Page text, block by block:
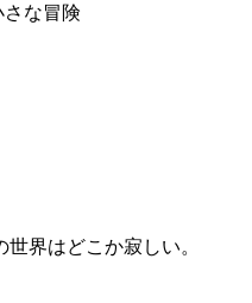
な冒険
界はどこか寂しい。